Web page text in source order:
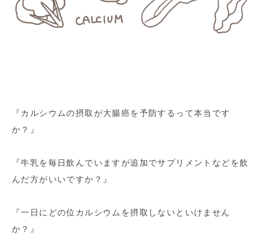
『カルシウムの摂取が大腸癌を予防するって本当です
か？』
『牛乳を毎日飲んでいますが追加でサプリメントなどを飲
んだ方がいいですか？』
『一日にどの位カルシウムを摂取しないといけません
か？』